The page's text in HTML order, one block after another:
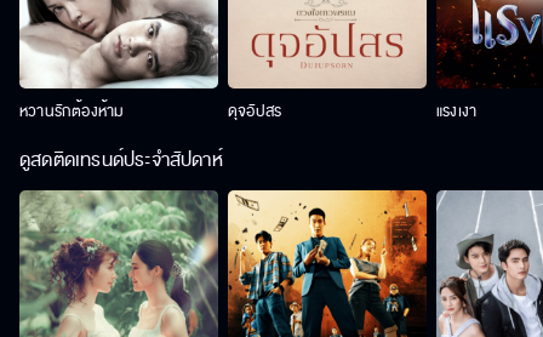
หวานรักต้องห้าม ดุจอัปสร แรงเงา
ดูสดติดเทรนด์ประจำสัปดาห์